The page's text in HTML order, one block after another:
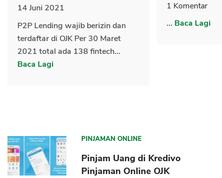
14 Juni 2021
P2P Lending wajib berizin dan
terdaftar di OJK Per 30 Maret
2021 total ada 138 fintech...
Baca Lagi
1 Komentar
... Baca Lagi
PINJAMAN ONLINE
Pinjam Uang di Kredivo
Pinjaman Online OJK